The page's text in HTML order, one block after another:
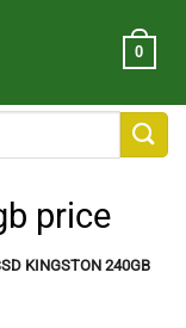
0
price
KINGSTON 240GB